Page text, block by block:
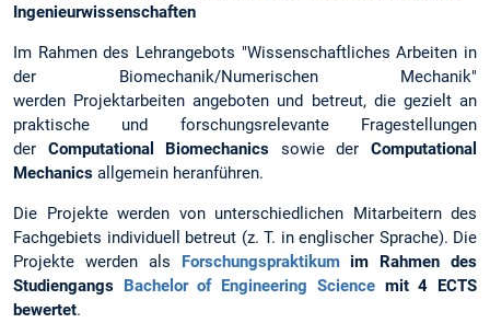
Ingenieurwissenschaften
Im Rahmen des Lehrangebots "Wissenschaftliches Arbeiten in
der Biomechanik/Numerischen Mechanik"
werden Projektarbeiten angeboten und betreut, die gezielt an
praktische und forschungsrelevante Fragestellungen
der Computational Biomechanics sowie derComputational
Mechanics allgemein heranführen.
Die Projekte werden von unterschiedlichen Mitarbeitern des
Fachgebiets individuell betreut (z. T. in englischer Sprache). Die
Projekte werden als Forschungspraktikumim Rahmen des
Studiengangs Bachelor of Engineering Sciencemit 4 ECTS
bewertet.